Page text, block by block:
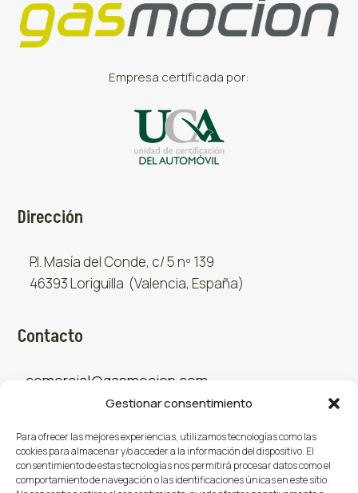
Gestionar consentimiento
Para ofrecer las mejores experiencias, utilizamos tecnologías como las
cookies para almacenar y/o acceder a la información del dispositivo. El
consentimiento de estas tecnologías nos permitirá procesar datos como el
comportamiento de navegación o las identificaciones únicas en este sitio.
Empresa certificada por:
Dirección
P.I. Masía del Conde, c/ 5 nº 139
46393 Loriguilla (Valencia, España)
Contacto
comercial@gasmocion.com
Sociales